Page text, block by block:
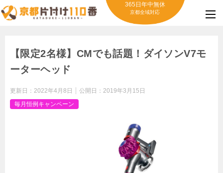
365日年中無休
京都全域対応
【限定2名様】CMでも話題！ダイソンV7モ
ーターヘッド
更新日： 2022年4月8日 公開日： 2019年3月15日
毎月恒例キャンペーン